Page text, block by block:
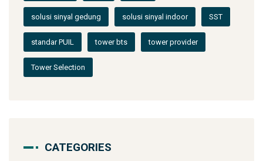
solusi sinyal gedung solusi sinyal indoor SST
standar PUIL tower bts tower provider
Tower Selection
CATEGORIES